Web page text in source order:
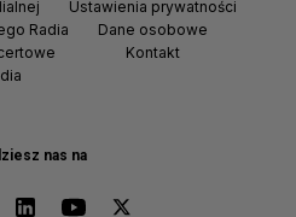
nas na
Radia
Ustawienia prywatności
Dane osobowe
Kontakt